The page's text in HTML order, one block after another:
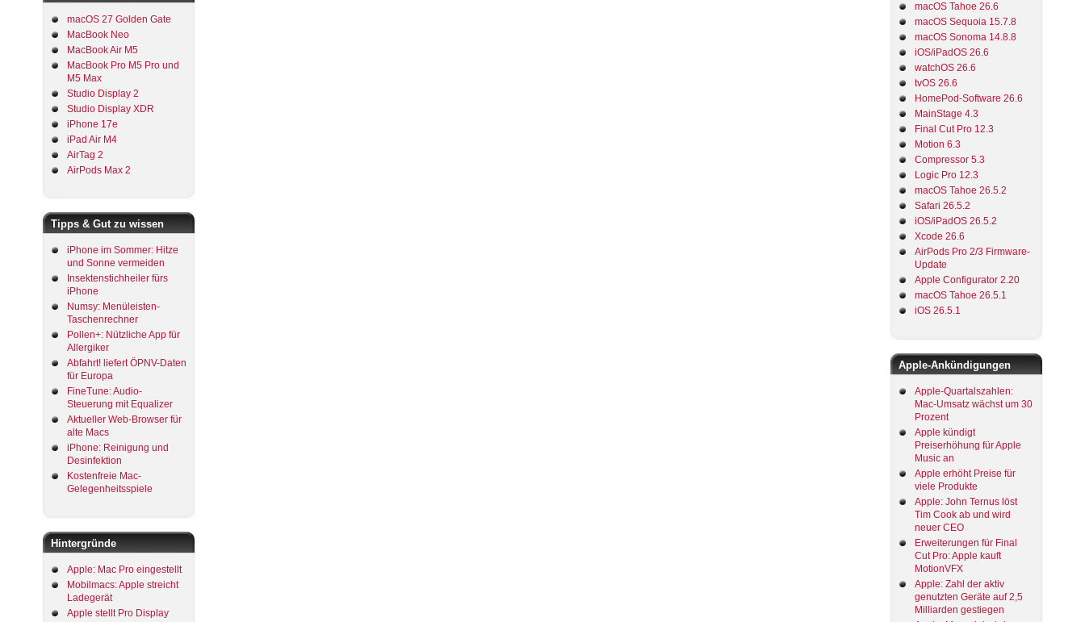
macOS 27 Golden Gate
MacBook Neo
MacBook Air M5
MacBook Pro M5 Pro und
M5 Max
Studio Display 2
Studio Display XDR
iPhone 17e
iPad Air M4
AirTag 2
AirPods Max 2
Tipps & Gut zu wissen
iPhone im Sommer: Hitze
und Sonne vermeiden
Insektenstichheiler fürs
iPhone
Numsy: Menüleisten-
Taschenrechner
Pollen+: Nützliche App für
Allergiker
Abfahrt! liefert ÖPNV-Daten
für Europa
FineTune: Audio-
Steuerung mit Equalizer
Aktueller Web-Browser für
alte Macs
iPhone: Reinigung und
Desinfektion
Kostenfreie Mac-
Gelegenheitsspiele
Hintergründe
Apple: Mac Pro eingestellt
Mobilmacs: Apple streicht
Ladegerät
Apple stellt Pro Display
macOS Tahoe 26.6
macOS Sequoia 15.7.8
macOS Sonoma 14.8.8
iOS/iPadOS 26.6
watchOS 26.6
tvOS 26.6
HomePod-Software 26.6
MainStage 4.3
Final Cut Pro 12.3
Motion 6.3
Compressor 5.3
Logic Pro 12.3
macOS Tahoe 26.5.2
Safari 26.5.2
iOS/iPadOS 26.5.2
Xcode 26.6
AirPods Pro 2/3 Firmware-
Update
Apple Configurator 2.20
macOS Tahoe 26.5.1
iOS 26.5.1
Apple-Ankündigungen
Apple-Quartalszahlen:
Mac-Umsatz wächst um 30
Prozent
Apple kündigt
Preiserhöhung für Apple
Music an
Apple erhöht Preise für
viele Produkte
Apple: John Ternus löst
Tim Cook ab und wird
neuer CEO
Erweiterungen für Final
Cut Pro: Apple kauft
MotionVFX
Apple: Zahl der aktiv
genutzten Geräte auf 2,5
Milliarden gestiegen